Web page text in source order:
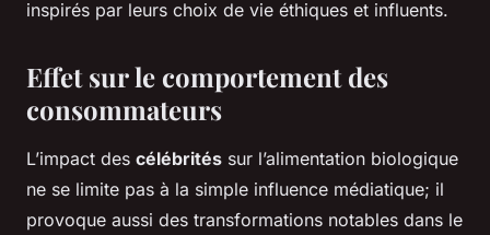
inspirés par leurs choix de vie éthiques et influents.
Effet sur le comportement des
consommateurs
L’impact des célébrités sur l’alimentation biologique
ne se limite pas à la simple influence médiatique; il
provoque aussi des transformations notables dans le